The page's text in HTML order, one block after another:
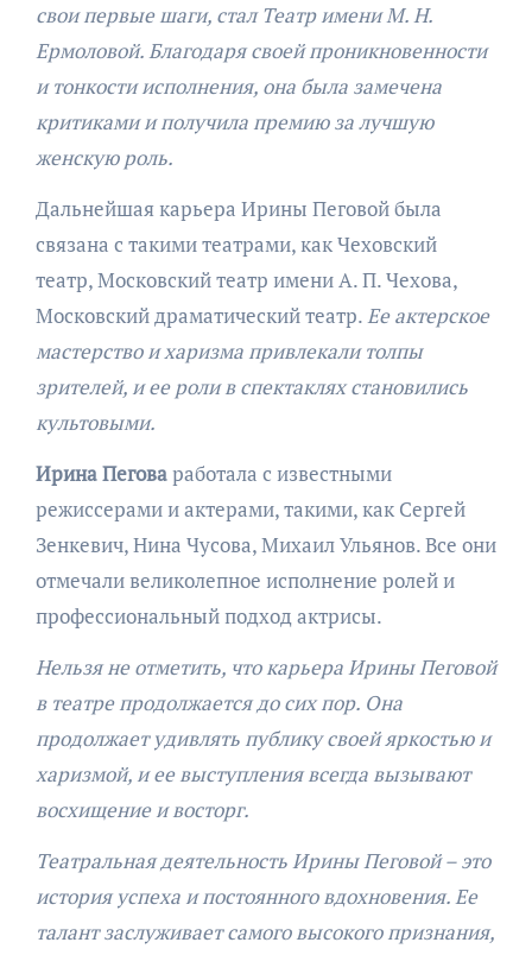
свои первые шаги, стал Театр имени М. Н.
Ермоловой. Благодаря своей проникновенности
и тонкости исполнения, она была замечена
критиками и получила премию за лучшую
женскую роль.
Дальнейшая карьера Ирины Пеговой была
связана с такими театрами, как Чеховский
театр, Московский театр имени А. П. Чехова,
Московский драматический театр.Ее актерское
мастерство и харизма привлекали толпы
зрителей, и ее роли в спектаклях становились
культовыми.
Ирина Пеговаработала с известными
режиссерами и актерами, такими, как Сергей
Зенкевич, Нина Чусова, Михаил Ульянов. Все они
отмечали великолепное исполнение ролей и
профессиональный подход актрисы.
Нельзя не отметить, что карьера Ирины Пеговой
в театре продолжается до сих пор. Она
продолжает удивлять публику своей яркостью и
харизмой, и ее выступления всегда вызывают
восхищение и восторг.
Театральная деятельность Ирины Пеговой – это
история успеха и постоянного вдохновения. Ее
талант заслуживает самого высокого признания,